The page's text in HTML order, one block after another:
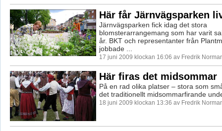
Här får Järnvägsparken
Järnvägsparken fick idag det stora
blomsterarrangemang som har varit
år. BKT och representanter från
jobbade ...
17 juni 2009 klockan 16:06 av Fredrik
Här firas det midsommar
På en rad olika platser – stora som
det traditionellt midsommarfirande
18 juni 2009 klockan 13:36 av Fredrik